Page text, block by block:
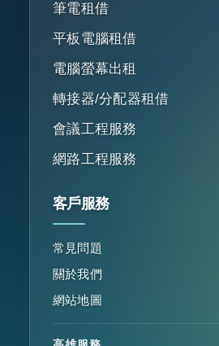
筆電租借
平板電腦租借
電腦螢幕出租
轉接器/分配器租借
會議工程服務
網路工程服務
客戶服務
常見問題
關於我們
網站地圖